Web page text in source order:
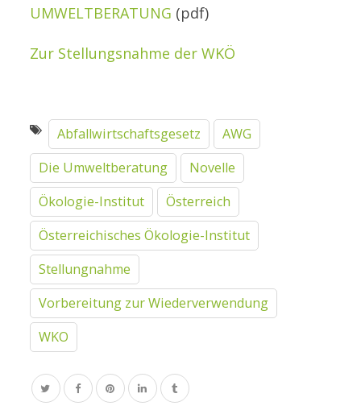
UMWELTBERATUNG (pdf)
Zur Stellungsnahme der WKÖ
Abfallwirtschaftsgesetz
AWG
Die Umweltberatung
Novelle
Ökologie-Institut
Österreich
Österreichisches Ökologie-Institut
Stellungnahme
Vorbereitung zur Wiederverwendung
WKO